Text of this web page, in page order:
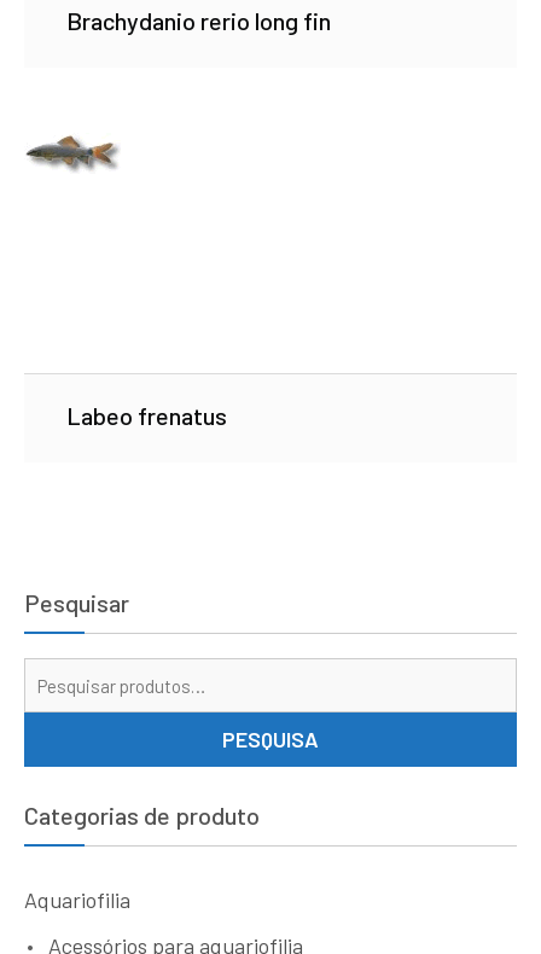
Brachydanio rerio long fin
Labeo frenatus
Pesquisar
PESQUISA
Categorias de produto
Aquariofilia
Acessórios para aquariofilia